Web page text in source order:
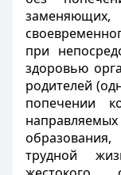
при
здоровью
родителей
попечении
трудной